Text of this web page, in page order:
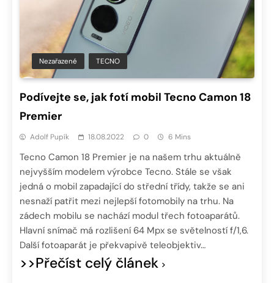
Nezařazené TECNO
Podívejte se, jak fotí mobil Tecno Camon 18
Premier
Adolf Pupík 18.08.2022 0 6 Mins
Tecno Camon 18 Premier je na našem trhu aktuálně
nejvyšším modelem výrobce Tecno. Stále se však
jedná o mobil zapadající do střední třídy, takže se ani
nesnaží patřit mezi nejlepší fotomobily na trhu. Na
zádech mobilu se nachází modul třech fotoaparátů.
Hlavní snímač má rozlišení 64 Mpx se světelností f/1,6.
Další fotoaparát je překvapivě teleobjektiv…
>>Přečíst celý článek